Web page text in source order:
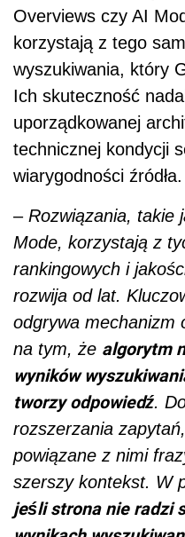
Overviews czy AI
korzystają z tego
wyszukiwania, który
Ich skuteczność
uporządkowanej
technicznej kondycji
wiarygodności źródła.
– Rozwiązania, takie
Mode, korzystają z
rankingowych i
rozwija od lat.
odgrywa mechanizm
na tym, że algorytm
wyników
tworzy odpowiedź.
rozszerzania
powiązane z nimi
szerszy kontekst. W
jeśli strona nie radzi